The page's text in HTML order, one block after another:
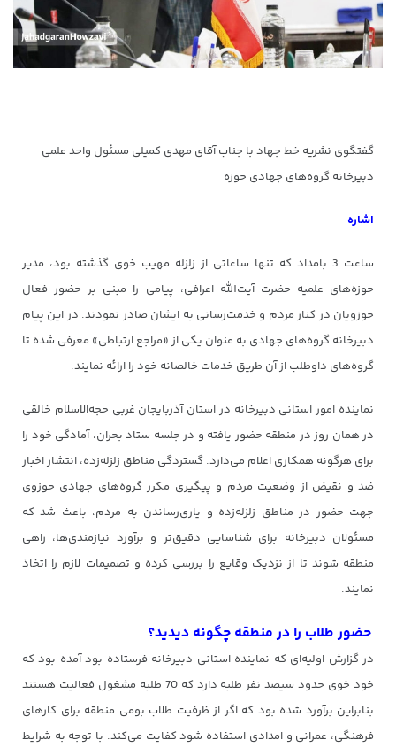
گفتگوی نشریه خط جهاد با جناب آقای مهدی کمیلی مسئول واحد علمی
دبیرخانه گروه‌های جهادی حوزه
اشاره
ساعت 3 بامداد که تنها ساعاتی از زلزله مهیب خوی گذشته بود، مدیر
حوزه‌های علمیه حضرت آیت‌الله اعرافی، پیامی را مبنی بر حضور فعال
حوزویان در کنار مردم و خدمت‌رسانی به ایشان صادر نمودند. در این پیام
دبیرخانه گروه‌های جهادی به عنوان یکی از «مراجع ارتباطی» معرفی شده تا
گروه‌های داوطلب از آن طریق خدمات خالصانه خود را ارائه نمایند.
نماینده امور استانی دبیرخانه در استان آذربایجان غربی حجه‌الاسلام خالقی
در همان روز در منطقه حضور یافته و در جلسه ستاد بحران، آمادگی خود را
برای هرگونه همکاری اعلام می‌دارد. گستردگی مناطق زلزله‌زده، انتشار اخبار
ضد و نقیض از وضعیت مردم و پیگیری مکرر گروه‌های جهادی حوزوی
جهت حضور در مناطق زلزله‌زده و یاری‌رساندن به مردم، باعث شد که
مسئولان دبیرخانه برای شناسایی دقیق‌تر و برآورد نیازمندی‌ها، راهی
منطقه شوند تا از نزدیک وقایع را بررسی کرده و تصمیمات لازم را اتخاذ
نمایند.
حضور طلاب را در منطقه چگونه دیدید؟
در گزارش اولیه‌ای که نماینده استانی دبیرخانه فرستاده بود آمده بود که
خود خوی حدود سیصد نفر طلبه دارد که 70 طلبه مشغول فعالیت هستند
بنابراین برآورد شده بود که اگر از ظرفیت طلاب بومی منطقه برای کارهای
فرهنگی، عمرانی و امدادی استفاده شود کفایت می‌کند. با توجه به شرایط